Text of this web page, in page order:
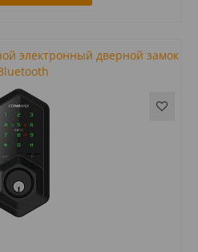
электронный дверной замок